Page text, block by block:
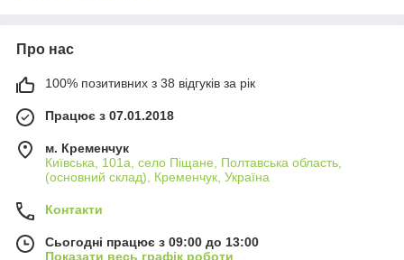
Про нас
100% позитивних з 38 відгуків за рік
Працює з 07.01.2018
м. Кременчук
Київська, 101а, село Піщане, Полтавська область,
(основний склад), Кременчук, Україна
Контакти
Сьогодні працює з 09:00 до 13:00
Показати весь графік роботи